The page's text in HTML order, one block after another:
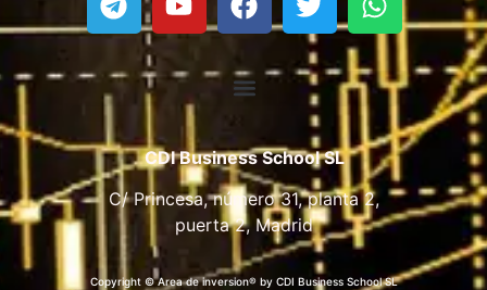
CDI Business School SL
C/ Princesa, número 31, planta 2,
puerta 2, Madrid
Copyright © Area de inversion® by CDI Business School SL